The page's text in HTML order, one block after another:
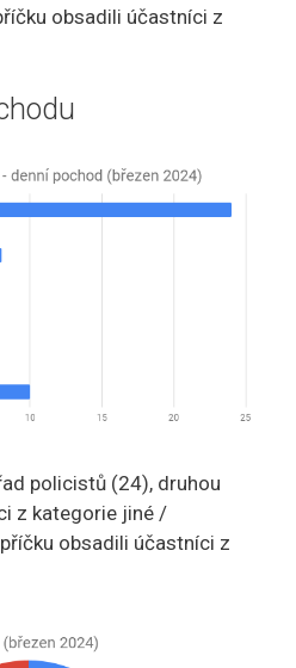
obsadili účastníci z
policistů (24), druhou
z kategorie jiné /
obsadili účastníci z